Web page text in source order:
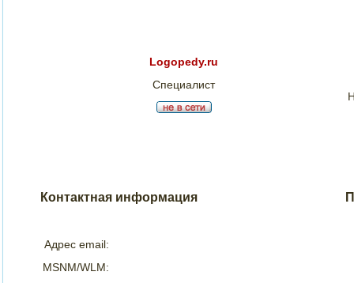
Logopedy.ru
Специалист
Контактная информация
Адрес email:
MSNM/WLM: